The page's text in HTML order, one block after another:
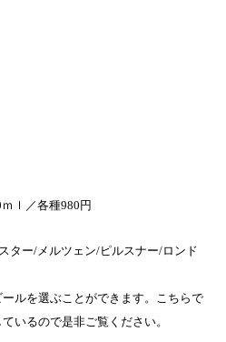
ｌ／各種980円
ター/メルツェン/ピルスナー/ロンド
ルを選ぶことができます。こちらで
いるので是非ご覧ください。